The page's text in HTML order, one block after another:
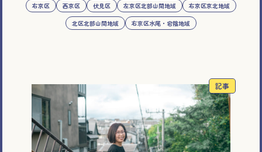
右京区
西京区 伏見区 左京区北部山間地域
右京区京北地域
北区北部山間地域
右京区水尾・宕陰地域
記事